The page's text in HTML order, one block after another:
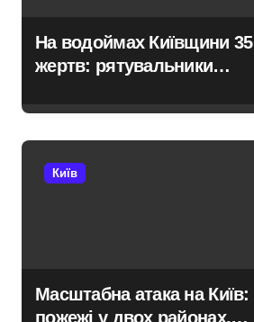
На водоймах Київщини 35
жертв: рятувальники
трагедій
Київ
Масштабна атака на Київ:
пожежі у двох районах,